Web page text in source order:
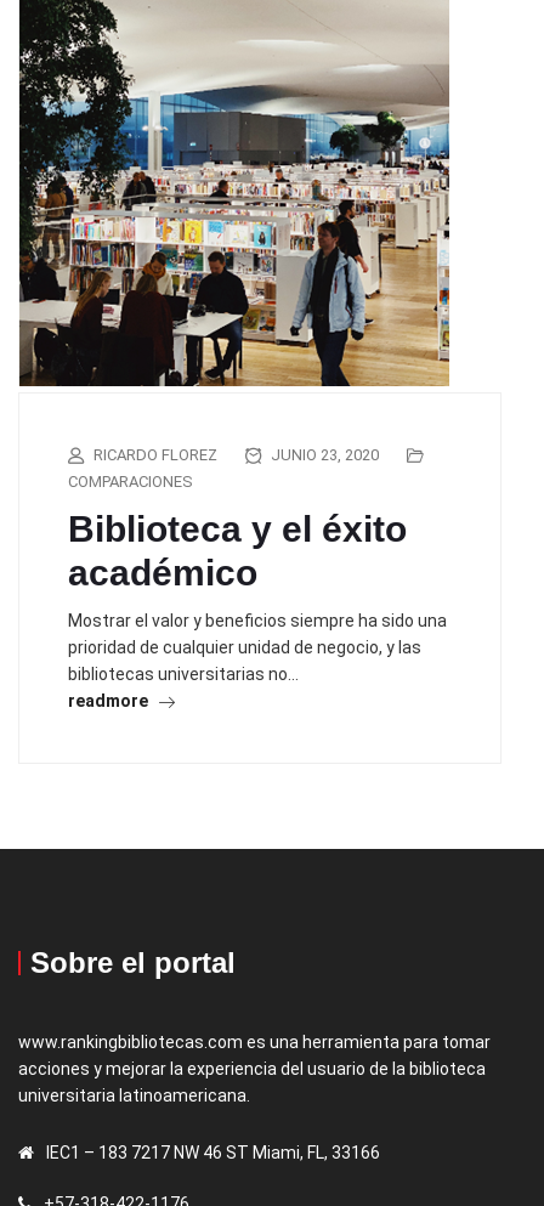
RICARDO FLOREZ
JUNIO 23, 2020
COMPARACIONES
Biblioteca y el éxito
académico
Mostrar el valor y beneficios siempre ha sido una
prioridad de cualquier unidad de negocio, y las
bibliotecas universitarias no…
readmore
Sobre el portal
www.rankingbibliotecas.com es una herramienta para tomar
acciones y mejorar la experiencia del usuario de la biblioteca
universitaria latinoamericana.
IEC1 – 183 7217 NW 46 ST Miami, FL, 33166